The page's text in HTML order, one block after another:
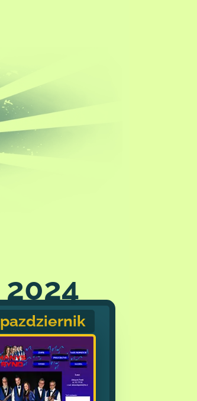
2024
pazdziernik